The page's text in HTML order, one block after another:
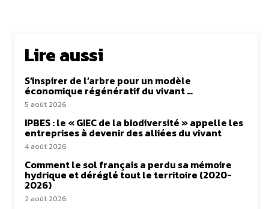
Lire aussi
S’inspirer de l’arbre pour un modèle
économique régénératif du vivant …
5 août 2026
IPBES : le « GIEC de la biodiversité » appelle les
entreprises à devenir des alliées du vivant
4 août 2026
Comment le sol français a perdu sa mémoire
hydrique et déréglé tout le territoire (2020-
2026)
2 août 2026